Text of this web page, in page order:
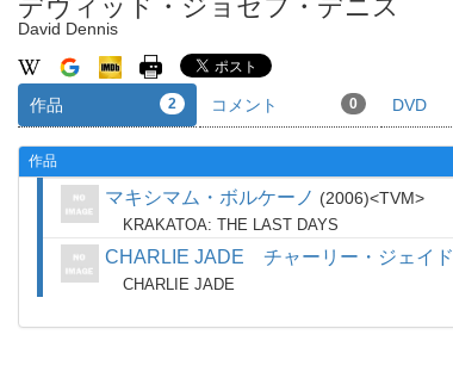
デヴィッド・ジョセフ・デニス
David Dennis
作品 2 コメント 0 DVD
作品
マキシマム・ボルケーノ 2006 TVM
KRAKATOA: THE LAST DAYS
CHARLIE JADE チャーリー・ジェイド
CHARLIE JADE